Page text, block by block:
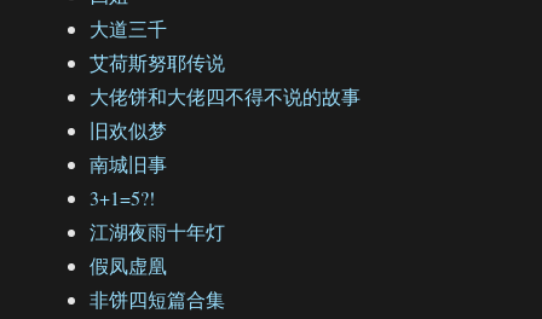
大道三千
艾荷斯努耶传说
大佬饼和大佬四不得不说的故事
旧欢似梦
南城旧事
3+1=5?!
江湖夜雨十年灯
假凤虚凰
非饼四短篇合集